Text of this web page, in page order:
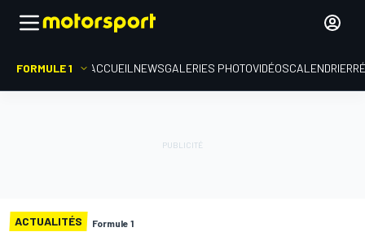
FORMULE 1 ACCUEIL NEWSGALERIES PHOTOVIDÉOSCALENDRIER
ACTUALITÉS Formule 1